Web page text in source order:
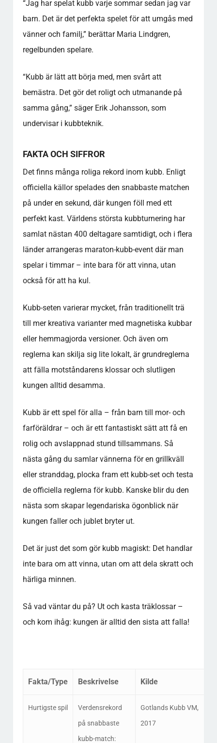
“Jag har spelat kubb varje sommar sedan jag var
barn. Det är det perfekta spelet för att umgås med
vänner och familj,” berättar Maria Lindgren,
regelbunden spelare.
“Kubb är lätt att börja med, men svårt att
bemästra. Det gör det roligt och utmanande på
samma gång,” säger Erik Johansson, som
undervisar i kubbteknik.
FAKTA OCH SIFFROR
Det finns många roliga rekord inom kubb. Enligt
officiella källor spelades den snabbaste matchen
på under en sekund, där kungen föll med ett
perfekt kast. Världens största kubbturnering har
samlat nästan 400 deltagare samtidigt, och i flera
länder arrangeras maraton-kubb-event där man
spelar i timmar – inte bara för att vinna, utan
också för att ha kul.
Kubb-seten varierar mycket, från traditionellt trä
till mer kreativa varianter med magnetiska kubbar
eller hemmagjorda versioner. Och även om
reglerna kan skilja sig lite lokalt, är grundreglerna
att fälla motståndarens klossar och slutligen
kungen alltid desamma.
Kubb är ett spel för alla – från barn till mor- och
farföräldrar – och är ett fantastiskt sätt att få en
rolig och avslappnad stund tillsammans. Så
nästa gång du samlar vännerna för en grillkväll
eller stranddag, plocka fram ett kubb-set och testa
de officiella reglerna för kubb. Kanske blir du den
nästa som skapar legendariska ögonblick när
kungen faller och jublet bryter ut.
Det är just det som gör kubb magiskt: Det handlar
inte bara om att vinna, utan om att dela skratt och
härliga minnen.
Så vad väntar du på? Ut och kasta träklossar –
och kom ihåg: kungen är alltid den sista att falla!
Fakta/Type Beskrivelse Kilde
Hurtigste spil
Verdensrekord
på snabbaste
kubb-match:
Gotlands Kubb VM,
2017